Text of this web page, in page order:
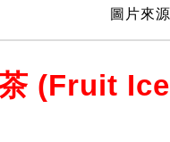
圖片來
(Fruit